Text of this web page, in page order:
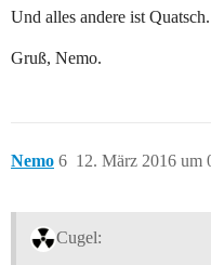
Und alles andere ist Quatsch.
Gruß, Nemo.
Nemo 12. März 2016 um
6
Cugel: